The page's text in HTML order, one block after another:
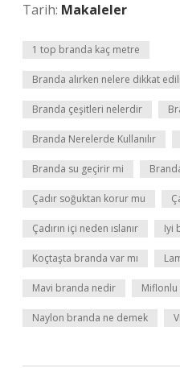
Tarih: Makaleler
1 top branda kaç metre
Branda alırken nelere dikkat
Branda çeşitleri nelerdir
Branda Nerelerde Kullanılır
Branda su geçirir mi
Çadır soğuktan korur mu
Çadırın içi neden ıslanır Iyi
Koçtaşta branda var mı
Mavi branda nedir
Naylon branda ne demek